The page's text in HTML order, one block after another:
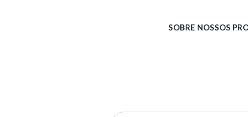
SOBRE NOSSOS